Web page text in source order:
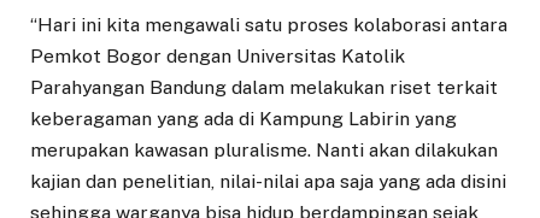
“Hari ini kita mengawali satu proses kolaborasi antara
Pemkot Bogor dengan Universitas Katolik
Parahyangan Bandung dalam melakukan riset terkait
keberagaman yang ada di Kampung Labirin yang
merupakan kawasan pluralisme. Nanti akan dilakukan
kajian dan penelitian, nilai-nilai apa saja yang ada disini
sehingga warganya bisa hidup berdampingan sejak